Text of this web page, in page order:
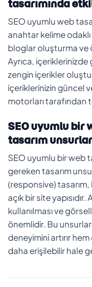
tasarımında
SEO uyumlu web
anahtar kelime
bloglar oluşturma ve
Ayrıca,
zengin içerikler
içeriklerinizin güncel
motorları tarafından
SEO uyumlu bir
tasarım
SEO uyumlu bir web
gereken tasarım
(responsive)
açık bir site
kullanılması ve
önemlidir. Bu
deneyimini artırır
daha erişilebilir hale